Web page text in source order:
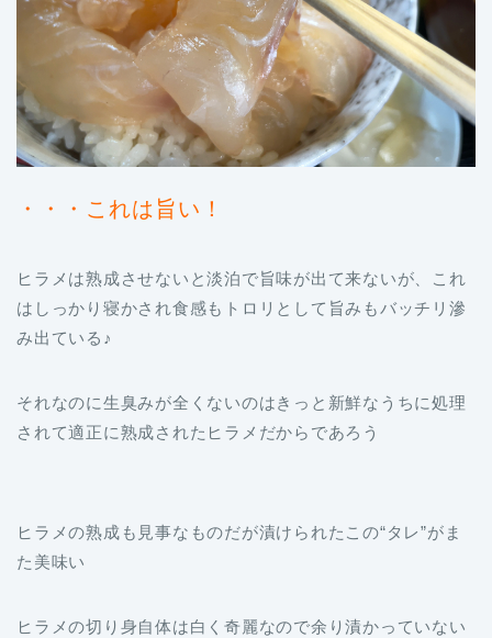
・・・これは旨い！
ヒラメは熟成させないと淡泊で旨味が出て来ないが、これ
はしっかり寝かされ食感もトロリとして旨みもバッチリ滲
み出ている♪
それなのに生臭みが全くないのはきっと新鮮なうちに処理
されて適正に熟成されたヒラメだからであろう
ヒラメの熟成も見事なものだが漬けられたこの“タレ”がま
た美味い
ヒラメの切り身自体は白く奇麗なので余り漬かっていない